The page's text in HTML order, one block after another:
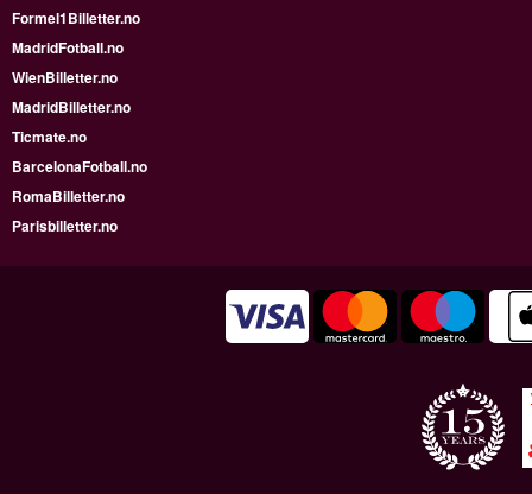
Formel1Billetter.no
MadridFotball.no
WienBilletter.no
MadridBilletter.no
Ticmate.no
BarcelonaFotball.no
RomaBilletter.no
Parisbilletter.no